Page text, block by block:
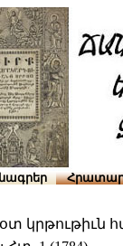
կրթութիւն